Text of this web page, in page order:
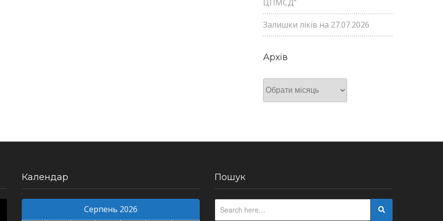
ЦПМСД”
Залишки ліків на 27.07.2026
Архів
Архів
Календар
Серпень 2026
Пошук